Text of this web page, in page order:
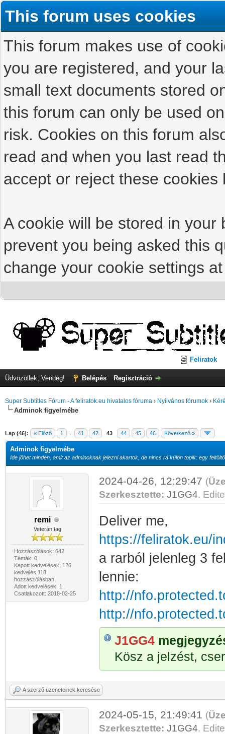
This forum uses cookies
This forum makes use of
you are registered, and your
small text documents stored
this forum can only be used
risk. Cookies on this forum
read and when you last read
accept or reject these cookies
A cookie will be stored in
prevent you being asked this
change your cookie settings
Feliratok
Üdvözöllek, Vendég! Belépés Regisztráció
Super Subtitles Fórum - A feliratok.eu hivatalos fóruma › Nyilvános fórumok ›
Adminok figyelmébe
Lap (46): « Előző 1 41 42 43 44 45 46 Következő »
Adminok figyelmébe
Ide jöhet minden, amit az adminoknak jelezni akartok, de nincs rá külön topik: egy
remi
Veterán tag
Hozzászólások: 642
Témák: 0
Kapott kedvelések: 126
kedvelés 118
hozzászólásban
Adott kedvelések: 1
Csatlakozott: 2018-02-25
2024-04-26, 12:29:47 (
Szerkesztette: J1GG4.
Deliver me,
https://feliratok.eu/
a rarból jelenleg 3
lennie:
http://
http://
J1GG4
Kösz a jelzést,
A szerző üzeneteinek keresése
2024-05-15, 21:49:41 (
Szerkesztette: J1GG4.